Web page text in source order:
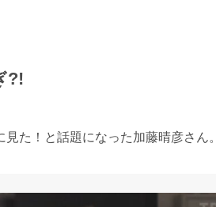
?!
た！と話題になった加藤晴彦さん。